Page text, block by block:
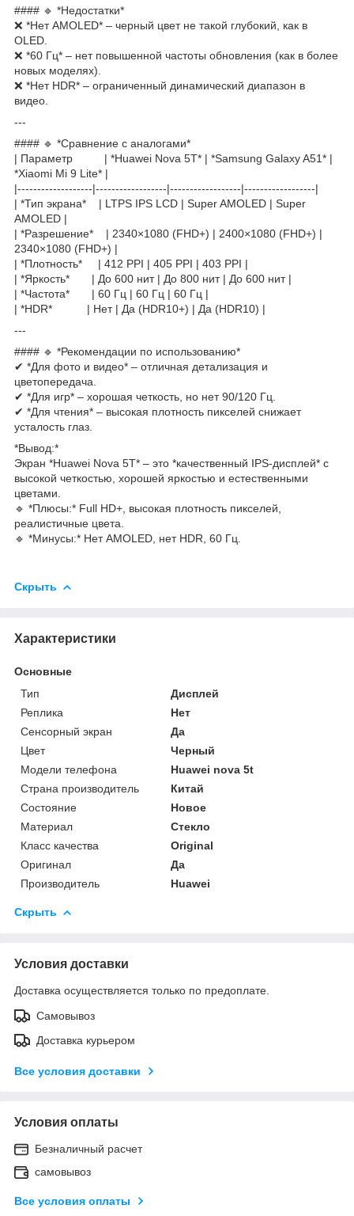
#### 🔹 *Недостатки*
❌ *Нет AMOLED* – черный цвет не такой глубокий, как в
OLED.
❌ *60 Гц* – нет повышенной частоты обновления (как в более
новых моделях).
❌ *Нет HDR* – ограниченный динамический диапазон в
видео.
---
#### 🔹 *Сравнение с аналогами*
| Параметр | *Huawei Nova 5T* | *Samsung Galaxy A51* |
*Xiaomi Mi 9 Lite* |
|-------------------|------------------|------------------|------------------|
| *Тип экрана* | LTPS IPS LCD | Super AMOLED | Super
AMOLED |
| *Разрешение* | 2340×1080 (FHD+) | 2400×1080 (FHD+) |
2340×1080 (FHD+) |
| *Плотность* | 412 PPI | 405 PPI | 403 PPI |
| *Яркость* | До 600 нит | До 800 нит | До 600 нит |
| *Частота* | 60 Гц | 60 Гц | 60 Гц |
| *HDR* | Нет | Да (HDR10+) | Да (HDR10) |
---
#### 🔹 *Рекомендации по использованию*
✔ *Для фото и видео* – отличная детализация и
цветопередача.
✔ *Для игр* – хорошая четкость, но нет 90/120 Гц.
✔ *Для чтения* – высокая плотность пикселей снижает
усталость глаз.
*Вывод:*
Экран *Huawei Nova 5T* – это *качественный IPS-дисплей* с
высокой четкостью, хорошей яркостью и естественными
цветами.
🔹 *Плюсы:* Full HD+, высокая плотность пикселей,
реалистичные цвета.
🔹 *Минусы:* Нет AMOLED, нет HDR, 60 Гц.
Скрыть
Характеристики
Основные
Тип
Дисплей
Реплика
Нет
Сенсорный экран
Да
Цвет
Черный
Модели телефона
Huawei nova 5t
Страна производитель
Китай
Состояние
Новое
Материал
Стекло
Класс качества
Original
Оригинал
Да
Производитель
Huawei
Скрыть
Условия доставки
Доставка осуществляется только по предоплате.
Самовывоз
Доставка курьером
Все условия доставки
Условия оплаты
Безналичный расчет
самовывоз
Все условия оплаты